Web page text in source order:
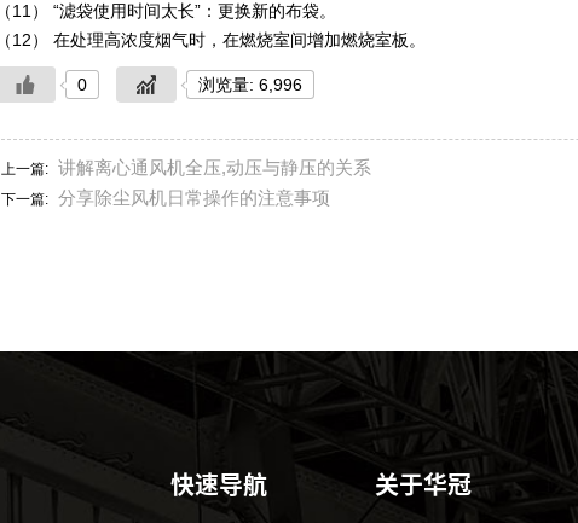
（11） “滤袋使用时间太长”：更换新的布袋。
（12） 在处理高浓度烟气时，在燃烧室间增加燃烧室板。
0 浏览量: 6,996
上一篇: 讲解离心通风机全压,动压与静压的关系
下一篇: 分享除尘风机日常操作的注意事项
快速导航 关于华冠